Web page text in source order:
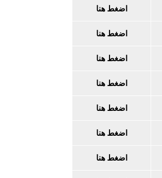
اضغط هنا
اضغط هنا
اضغط هنا
اضغط هنا
اضغط هنا
اضغط هنا
اضغط هنا